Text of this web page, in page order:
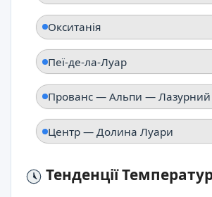
Окситанія
Пеї-де-ла-Луар
Прованс — Альпи — Лазурний
Центр — Долина Луари
Тенденції